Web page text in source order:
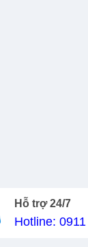
Hỗ trợ 24/7
Hotline: